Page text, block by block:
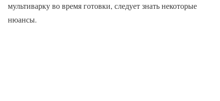
мультиварку во время готовки, следует знать некоторые
нюансы.